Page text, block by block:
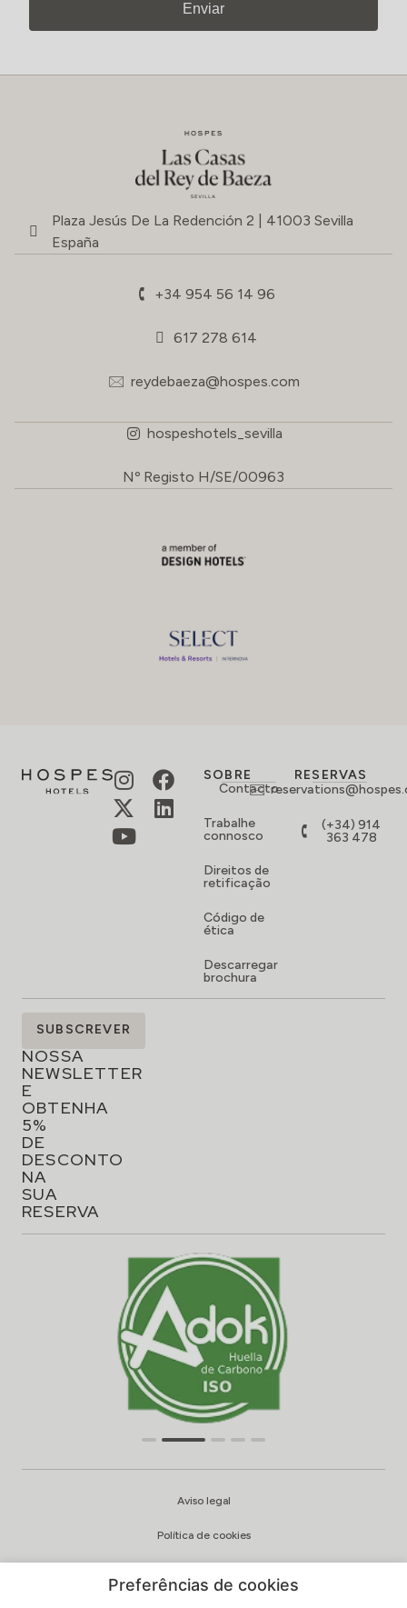
Enviar
Plaza Jesús De La Redención 2 | 41003 Sevilla
España
+34 954 56 14 96
617 278 614
reydebaeza@hospes.com
hospeshotels_sevilla
Nº Registo H/SE/00963
SOBRE
Contacto
Trabalhe
connosco
Direitos de
retificação
Código de
ética
Descarregar
brochura
RESERVAS
(+34) 914
363 478
SUBSCREVA
NOSSA
NEWSLETTER
E
OBTENHA
5%
DE
DESCONTO
NA
SUA
RESERVA
SUBSCREVER
Aviso legal
Política de cookies
Preferências de cookies